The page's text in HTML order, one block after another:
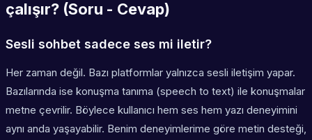
çalışır? (Soru - Cevap)
Sesli sohbet sadece ses mi iletir?
Her zaman değil. Bazı platformlar yalnızca sesli iletişim yapar.
Bazılarında ise konuşma tanıma (speech to text) ile konuşmalar
metne çevrilir. Böylece kullanıcı hem ses hem yazı deneyimini
aynı anda yaşayabilir. Benim deneyimlerime göre metin desteği,